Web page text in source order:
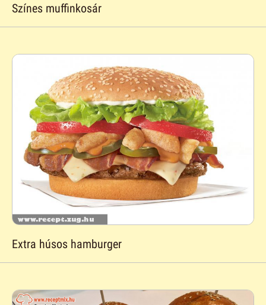
Színes muffinkosár
Extra húsos hamburger